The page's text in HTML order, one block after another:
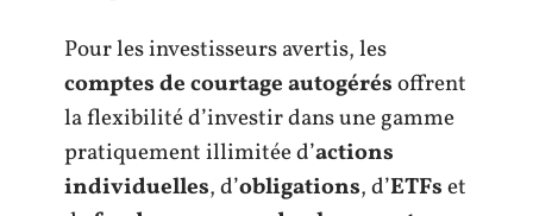
Pour les investisseurs avertis, les
comptes de courtage autogérésoffrent
la flexibilité d’investir dans une gamme
pratiquement illimitée d’actions
individuelles, d’obligations, d’ETFset